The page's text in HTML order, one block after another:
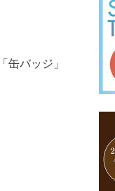
缶バッジ」